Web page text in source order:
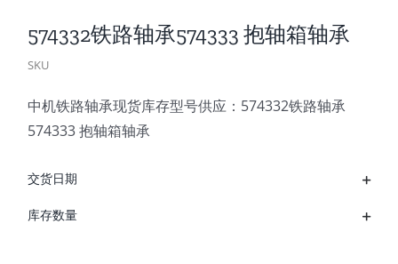
574332铁路轴承574333 抱轴箱轴承
SKU
中机铁路轴承现货库存型号供应：574332铁路轴承
574333 抱轴箱轴承
交货日期
库存数量